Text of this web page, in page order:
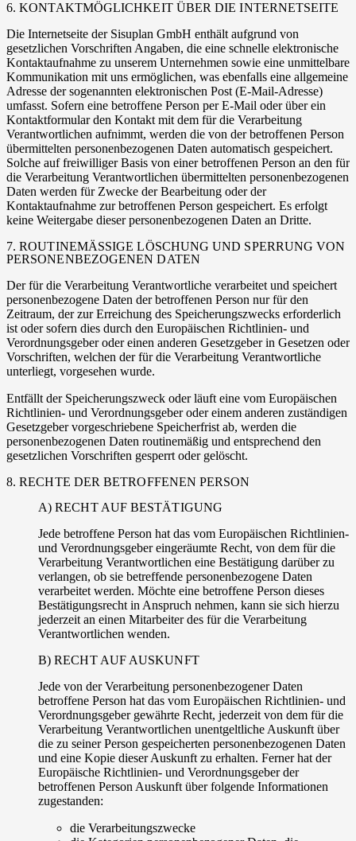
6. KONTAKTMÖGLICHKEIT ÜBER DIE INTERNETSEITE
Die Internetseite der Sisuplan GmbH enthält aufgrund von
gesetzlichen Vorschriften Angaben, die eine schnelle elektronische
Kontaktaufnahme zu unserem Unternehmen sowie eine unmittelbare
Kommunikation mit uns ermöglichen, was ebenfalls eine allgemeine
Adresse der sogenannten elektronischen Post (E-Mail-Adresse)
umfasst. Sofern eine betroffene Person per E-Mail oder über ein
Kontaktformular den Kontakt mit dem für die Verarbeitung
Verantwortlichen aufnimmt, werden die von der betroffenen Person
übermittelten personenbezogenen Daten automatisch gespeichert.
Solche auf freiwilliger Basis von einer betroffenen Person an den für
die Verarbeitung Verantwortlichen übermittelten personenbezogenen
Daten werden für Zwecke der Bearbeitung oder der
Kontaktaufnahme zur betroffenen Person gespeichert. Es erfolgt
keine Weitergabe dieser personenbezogenen Daten an Dritte.
7. ROUTINEMÄSSIGE LÖSCHUNG UND SPERRUNG VON P
ERSONENBEZOGENEN DATEN
Der für die Verarbeitung Verantwortliche verarbeitet und speichert
personenbezogene Daten der betroffenen Person nur für den
Zeitraum, der zur Erreichung des Speicherungszwecks erforderlich
ist oder sofern dies durch den Europäischen Richtlinien- und
Verordnungsgeber oder einen anderen Gesetzgeber in Gesetzen oder
Vorschriften, welchen der für die Verarbeitung Verantwortliche
unterliegt, vorgesehen wurde.
Entfällt der Speicherungszweck oder läuft eine vom Europäischen
Richtlinien- und Verordnungsgeber oder einem anderen zuständigen
Gesetzgeber vorgeschriebene Speicherfrist ab, werden die
personenbezogenen Daten routinemäßig und entsprechend den
gesetzlichen Vorschriften gesperrt oder gelöscht.
8. RECHTE DER BETROFFENEN PERSON
A) RECHT AUF BESTÄTIGUNG
Jede betroffene Person hat das vom Europäischen Richtlinien-
und Verordnungsgeber eingeräumte Recht, von dem für die
Verarbeitung Verantwortlichen eine Bestätigung darüber zu
verlangen, ob sie betreffende personenbezogene Daten
verarbeitet werden. Möchte eine betroffene Person dieses
Bestätigungsrecht in Anspruch nehmen, kann sie sich hierzu
jederzeit an einen Mitarbeiter des für die Verarbeitung
Verantwortlichen wenden.
B) RECHT AUF AUSKUNFT
Jede von der Verarbeitung personenbezogener Daten
betroffene Person hat das vom Europäischen Richtlinien- und
Verordnungsgeber gewährte Recht, jederzeit von dem für die
Verarbeitung Verantwortlichen unentgeltliche Auskunft über
die zu seiner Person gespeicherten personenbezogenen Daten
und eine Kopie dieser Auskunft zu erhalten. Ferner hat der
Europäische Richtlinien- und Verordnungsgeber der
betroffenen Person Auskunft über folgende Informationen
zugestanden:
die Verarbeitungszwecke